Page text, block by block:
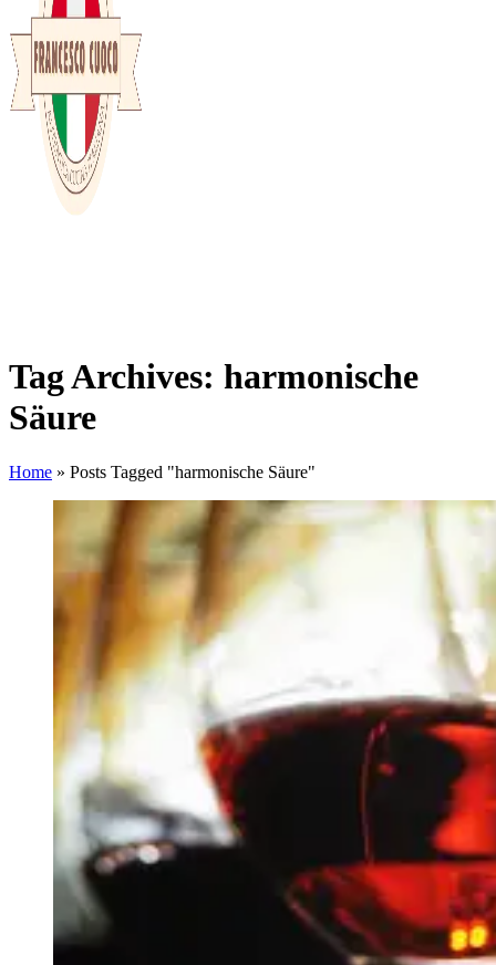
Tag Archives: harmonische
Säure
Home » Posts Tagged "harmonische Säure"